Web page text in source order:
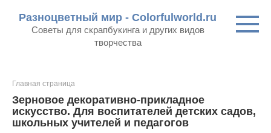
контенту
Разноцветный мир - Colorfulworld.ru
Советы для скрапбукинга и других видов
творчества
Главная страница
Зерновое декоративно-прикладное
искусство. Для воспитателей детских садов,
школьных учителей и педагогов